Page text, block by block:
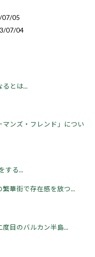
07/05
07/04
るとは...
ンズ・フレンド」につい
する...
華街で存在感を放つ...
度目のバルカン半島...